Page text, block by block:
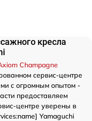
кресла
Champagne
сервис-центре
с огромным опытом -
предоставляем
центре уверены в
Yamaguchi